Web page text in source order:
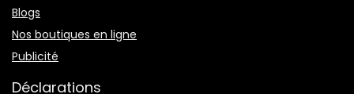
Blogs
Nos boutiques en ligne
Publicité
Déclarations